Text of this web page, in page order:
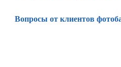
Вопросы от клиентов